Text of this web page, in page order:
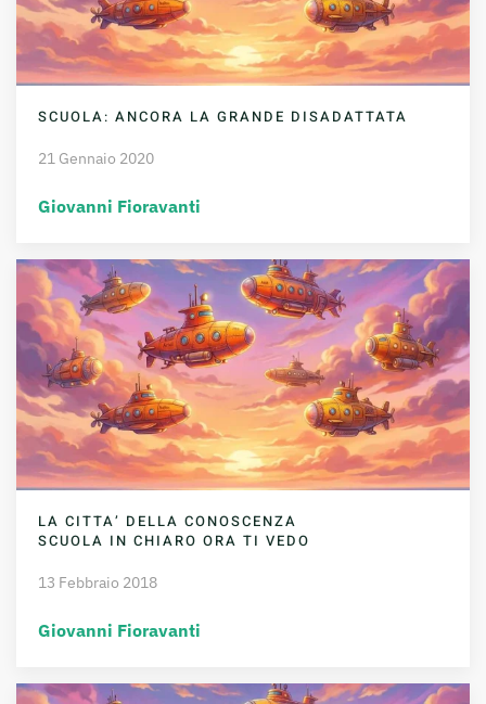
SCUOLA: ANCORA LA GRANDE DISADATTATA
21 Gennaio 2020
Giovanni Fioravanti
LA CITTA’ DELLA CONOSCENZA
SCUOLA IN CHIARO ORA TI VEDO
13 Febbraio 2018
Giovanni Fioravanti